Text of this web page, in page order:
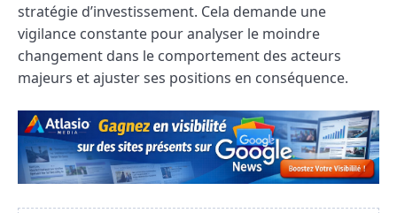
stratégie d’investissement. Cela demande une
vigilance constante pour analyser le moindre
changement dans le comportement des acteurs
majeurs et ajuster ses positions en conséquence.